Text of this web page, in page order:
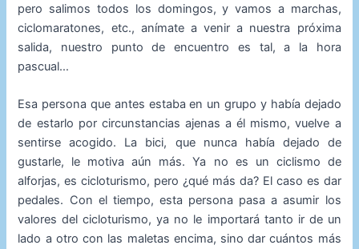
pero salimos todos los domingos, y vamos a marchas,
ciclomaratones, etc., anímate a venir a nuestra próxima
salida, nuestro punto de encuentro es tal, a la hora
pascual…
Esa persona que antes estaba en un grupo y había dejado
de estarlo por circunstancias ajenas a él mismo, vuelve a
sentirse acogido. La bici, que nunca había dejado de
gustarle, le motiva aún más. Ya no es un ciclismo de
alforjas, es cicloturismo, pero ¿qué más da? El caso es dar
pedales. Con el tiempo, esta persona pasa a asumir los
valores del cicloturismo, ya no le importará tanto ir de un
lado a otro con las maletas encima, sino dar cuántos más